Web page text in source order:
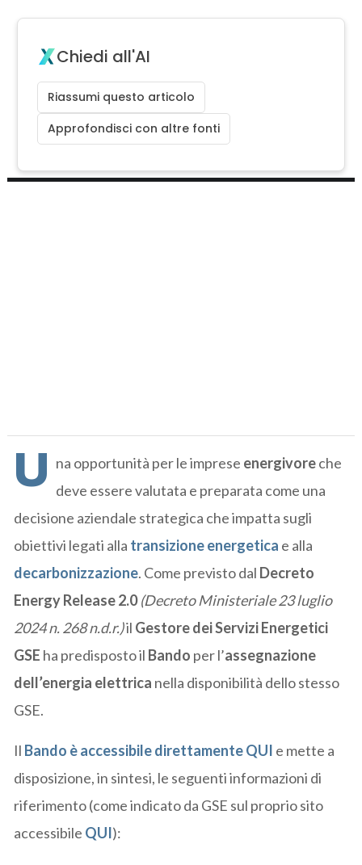
Chiedi all'AI
Riassumi questo articolo
Approfondisci con altre fonti
U na opportunità per le imprese energivoreche
deve essere valutata e preparata come una
decisione aziendale strategica che impatta sugli
obiettivi legati alla transizione energetica e alla
decarbonizzazione. Come previsto dal Decreto
Energy Release 2.0 (Decreto Ministeriale 23 luglio
2024 n. 268 n.d.r.)il Gestore dei Servizi Energetici
GSE ha predisposto il Bando per l’assegnazione
dell’energia elettrica nella disponibilità dello stesso
GSE.
Il Bando è accessibile direttamente QUI e mette a
disposizione, in sintesi, le seguenti informazioni di
riferimento (come indicato da GSE sul proprio sito
accessibile QUI):